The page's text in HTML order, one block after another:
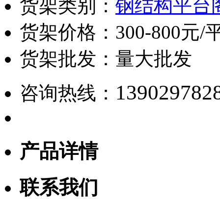
货架类别： 钢结构平台
货架价格： 300-800元/
货架批发： 量大批发
咨询热线：
产品详情
联系我们